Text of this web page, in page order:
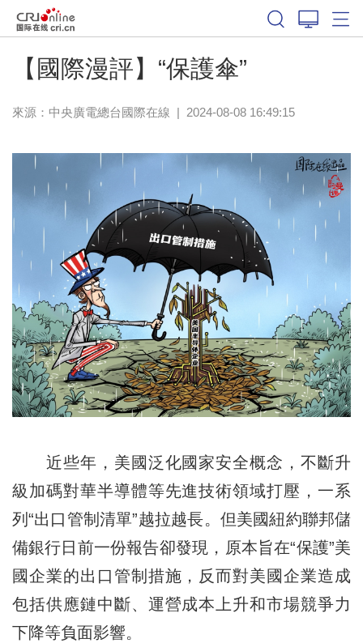
【國際漫評】“保護傘”
來源：中央廣電總台國際在線 | 2024-08-08 16:49:15
近些年，美國泛化國家安全概念，不斷升
級加碼對華半導體等先進技術領域打壓，一系
列“出口管制清單”越拉越長。但美國紐約聯邦儲
備銀行日前一份報告卻發現，原本旨在“保護”美
國企業的出口管制措施，反而對美國企業造成
包括供應鏈中斷、運營成本上升和市場競爭力
下降等負面影響。